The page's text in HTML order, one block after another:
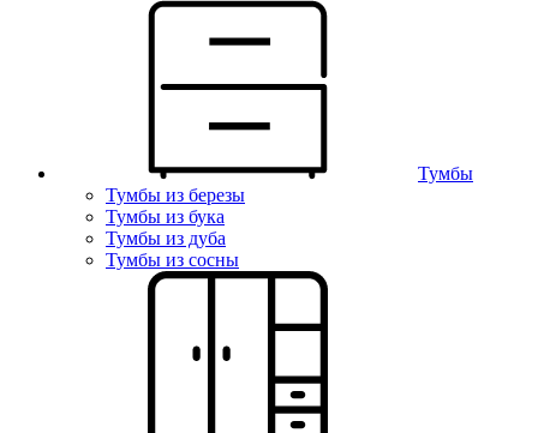
Тумбы
Тумбы из березы
Тумбы из бука
Тумбы из дуба
Тумбы из сосны